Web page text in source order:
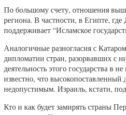
По большому счету, отношения
региона. В частности, в Египте,
поддерживает “Исламское
Аналогичные разногласия с
дипломатии стран, разорвавших с
деятельность этого государства
известно, что
недопустимым. Израиль, кстати,
Кто и как будет замирять страны